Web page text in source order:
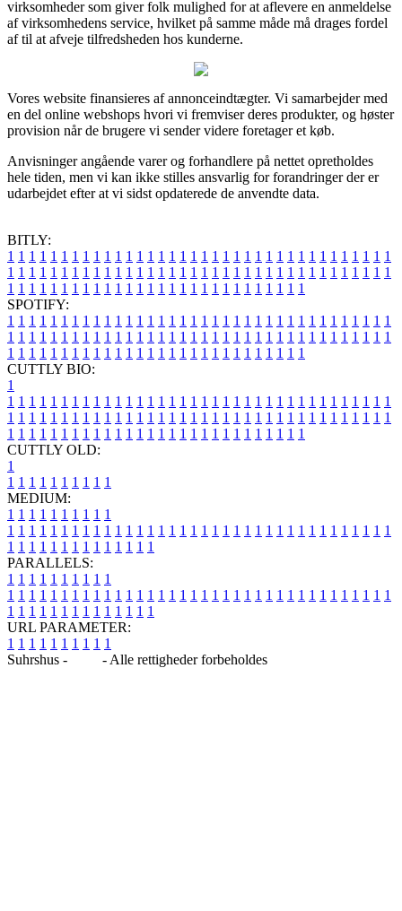
virksomheder som giver folk mulighed for at aflevere en anmeldelse
af virksomhedens service, hvilket på samme måde må drages fordel
af til at afveje tilfredsheden hos kunderne.
Vores website finansieres af annonceindtægter. Vi samarbejder med
en del online webshops hvori vi fremviser deres produkter, og høster
provision når de brugere vi sender videre foretager et køb.
Anvisninger angående varer og forhandlere på nettet opretholdes
hele tiden, men vi kan ikke stilles ansvarlig for forandringer der er
udarbejdet efter at vi sidst opdaterede de anvendte data.
BITLY:
1 1 1 1 1 1 1 1 1 1 1 1 1 1 1 1 1 1 1 1 1 1 1 1 1 1 1 1 1 1 1 1 1 1 1 1
1 1 1 1 1 1 1 1 1 1 1 1 1 1 1 1 1 1 1 1 1 1 1 1 1 1 1 1 1 1 1 1 1 1 1 1
1 1 1 1 1 1 1 1 1 1 1 1 1 1 1 1 1 1 1 1 1 1 1 1 1 1 1 1
SPOTIFY:
1 1 1 1 1 1 1 1 1 1 1 1 1 1 1 1 1 1 1 1 1 1 1 1 1 1 1 1 1 1 1 1 1 1 1 1
1 1 1 1 1 1 1 1 1 1 1 1 1 1 1 1 1 1 1 1 1 1 1 1 1 1 1 1 1 1 1 1 1 1 1 1
1 1 1 1 1 1 1 1 1 1 1 1 1 1 1 1 1 1 1 1 1 1 1 1 1 1 1 1
CUTTLY BIO:
1
1 1 1 1 1 1 1 1 1 1 1 1 1 1 1 1 1 1 1 1 1 1 1 1 1 1 1 1 1 1 1 1 1 1 1 1
1 1 1 1 1 1 1 1 1 1 1 1 1 1 1 1 1 1 1 1 1 1 1 1 1 1 1 1 1 1 1 1 1 1 1 1
1 1 1 1 1 1 1 1 1 1 1 1 1 1 1 1 1 1 1 1 1 1 1 1 1 1 1 1
CUTTLY OLD:
1
1 1 1 1 1 1 1 1 1 1
MEDIUM:
1 1 1 1 1 1 1 1 1 1
1 1 1 1 1 1 1 1 1 1 1 1 1 1 1 1 1 1 1 1 1 1 1 1 1 1 1 1 1 1 1 1 1 1 1 1
1 1 1 1 1 1 1 1 1 1 1 1 1 1
PARALLELS:
1 1 1 1 1 1 1 1 1 1
1 1 1 1 1 1 1 1 1 1 1 1 1 1 1 1 1 1 1 1 1 1 1 1 1 1 1 1 1 1 1 1 1 1 1 1
1 1 1 1 1 1 1 1 1 1 1 1 1 1
URL PARAMETER:
1 1 1 1 1 1 1 1 1 1
Suhrshus -
- Alle rettigheder forbeholdes